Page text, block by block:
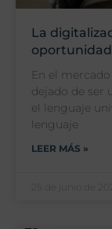
La
En el
dejado de ser
el lenguaje
lenguaje
LEER MÁS »